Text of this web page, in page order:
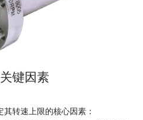
键因素
转速上限的核心因素：